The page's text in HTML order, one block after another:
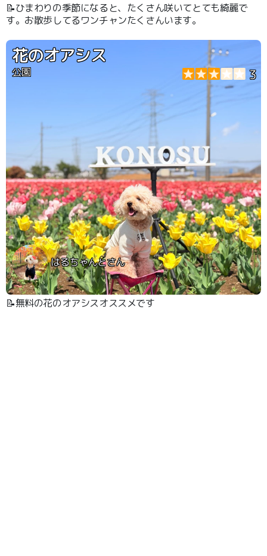
📝ひまわりの季節になると、たくさん咲いてとても綺麗で
す。お散歩してるワンチャンたくさんいます。
花のオアシス
公園 3
はるちゃんとさん
📝無料の花のオアシスオススメです